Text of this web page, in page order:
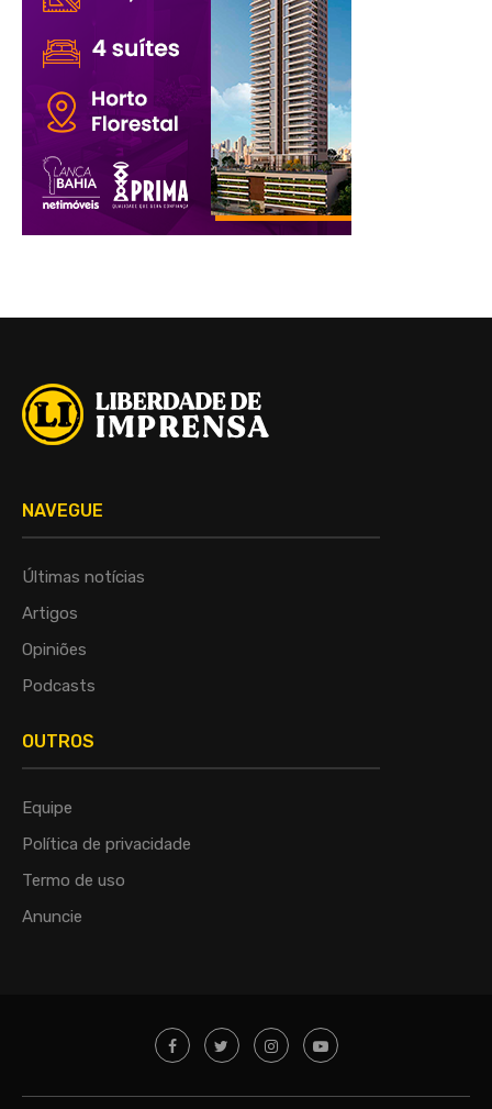
NAVEGUE
Últimas notícias
Artigos
Opiniões
Podcasts
OUTROS
Equipe
Política de privacidade
Termo de uso
Anuncie